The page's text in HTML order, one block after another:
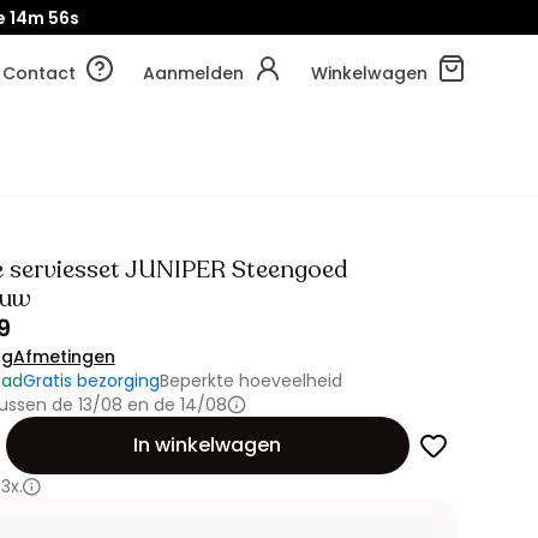
14m 53s
Contact Aanmelden Winkelwagen
serviesset JUNIPER Steengoed
Afmetingen
Gratis bezorgingBeperkte hoeveelheid
de 13/08 en de 14/08
In winkelwagen
3x.